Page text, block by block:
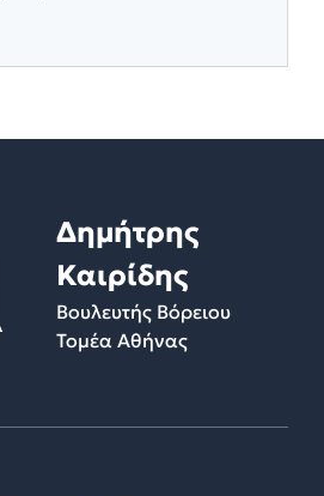
Δημήτρης
Καιρίδης
Βουλευτής Βόρειου
Τομέα Αθήνας